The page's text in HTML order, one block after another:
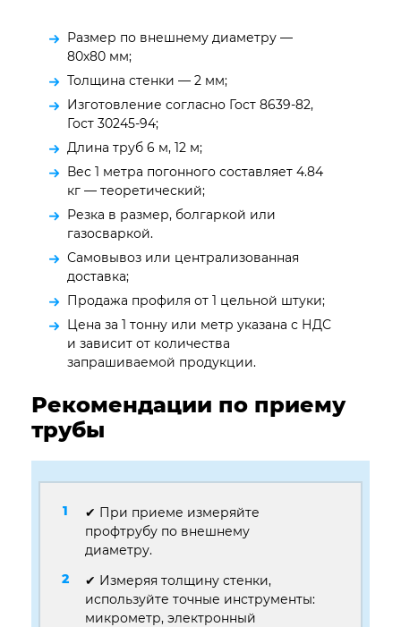
Размер по внешнему диаметру —
80х80 мм;
Толщина стенки — 2 мм;
Изготовление согласно Гост 8639-82,
Гост 30245-94;
Длина труб 6 м, 12 м;
Вес 1 метра погонного составляет 4.84
кг — теоретический;
Резка в размер, болгаркой или
газосваркой.
Самовывоз или централизованная
доставка;
Продажа профиля от 1 цельной штуки;
Цена за 1 тонну или метр указана с НДС
и зависит от количества
запрашиваемой продукции.
Рекомендации по приему
трубы
✔ При приеме измеряйте
профтрубу по внешнему
диаметру.
✔ Измеряя толщину стенки,
используйте точные инструменты:
микрометр, электронный